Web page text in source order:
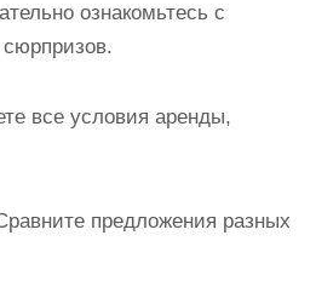
ознакомьтесь с
все условия аренды,
предложения разных